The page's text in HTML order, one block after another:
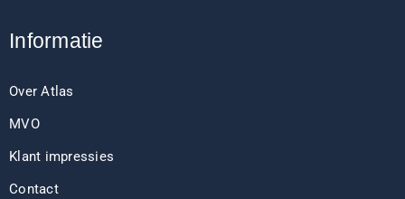
Informatie
Over Atlas
MVO
Klant impressies
Contact